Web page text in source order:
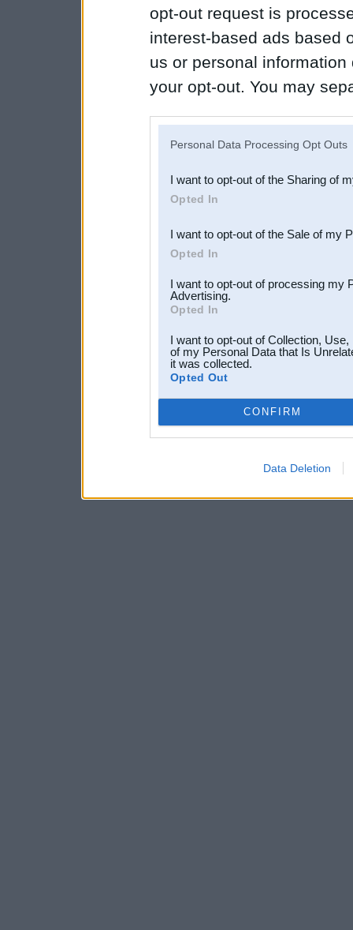
opt-out request is
interest-based ads based
us or personal
your opt-out. You may
Downstream Participants
third parties.
Personal Data Processing Opt Outs
I want to opt-out of the Sharing of
Opted In
I want to opt-out of the Sale of my
Opted In
I want to opt-out of processing my
Advertising.
Opted In
I want to opt-out of Collection,
of my Personal Data that Is
it was collected.
Opted Out
CONFIRM
Data Deletion